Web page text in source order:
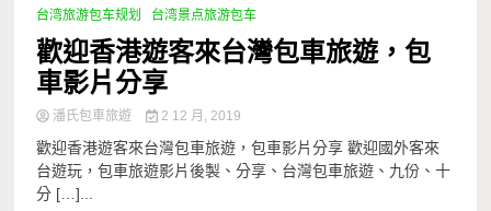
台湾旅游包车规划
台湾景点旅游包车
歡迎香港遊客來台灣包車旅遊，包
車影片分享
潘氏包車旅遊 2 12 月, 2019
歡迎香港遊客來台灣包車旅遊，包車影片分享 歡迎國外客來
台遊玩，包車旅遊影片後製、分享、台灣包車旅遊、九份、十
分 […]...